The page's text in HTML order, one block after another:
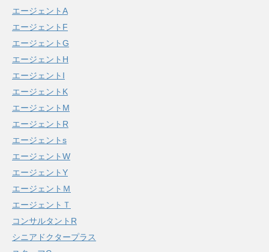
エージェントA
エージェントF
エージェントG
エージェントH
エージェントI
エージェントK
エージェントM
エージェントR
エージェントs
エージェントW
エージェントY
エージェントＭ
エージェントＴ
コンサルタントR
シニアドクタープラス